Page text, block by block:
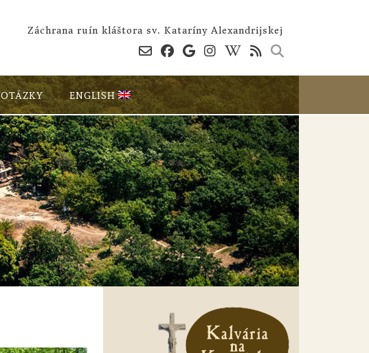
Záchrana ruín kláštora sv. Kataríny Alexandrijskej
OTÁZKY ENGLISH